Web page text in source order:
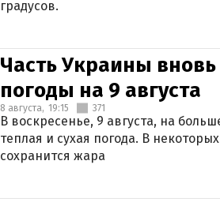
градусов.
Часть Украины
погоды на 9 августа
8 августа, 19:15 371
В воскресенье, 9 августа, на
теплая и сухая погода. В
сохранится жара